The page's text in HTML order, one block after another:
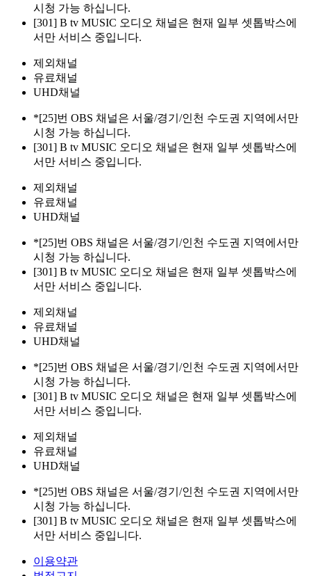
시청 가능 하십니다.
[301] B tv MUSIC 오디오 채널은 현재 일부 셋톱박스에
서만 서비스 중입니다.
제외채널
유료채널
UHD채널
*[25]번 OBS 채널은 서울/경기/인천 수도권 지역에서만
시청 가능 하십니다.
[301] B tv MUSIC 오디오 채널은 현재 일부 셋톱박스에
서만 서비스 중입니다.
제외채널
유료채널
UHD채널
*[25]번 OBS 채널은 서울/경기/인천 수도권 지역에서만
시청 가능 하십니다.
[301] B tv MUSIC 오디오 채널은 현재 일부 셋톱박스에
서만 서비스 중입니다.
제외채널
유료채널
UHD채널
*[25]번 OBS 채널은 서울/경기/인천 수도권 지역에서만
시청 가능 하십니다.
[301] B tv MUSIC 오디오 채널은 현재 일부 셋톱박스에
서만 서비스 중입니다.
제외채널
유료채널
UHD채널
*[25]번 OBS 채널은 서울/경기/인천 수도권 지역에서만
시청 가능 하십니다.
[301] B tv MUSIC 오디오 채널은 현재 일부 셋톱박스에
서만 서비스 중입니다.
이용약관